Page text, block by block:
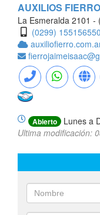
AUXILIOS FIERRO
La Esmeralda 2101 -
(0299) 155156550
Abierto
Lunes a
Ultima modificación: